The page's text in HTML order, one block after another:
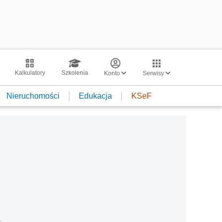
Kalkulatory Szkolenia Konto Serwisy
Nieruchomości Edukacja KSeF